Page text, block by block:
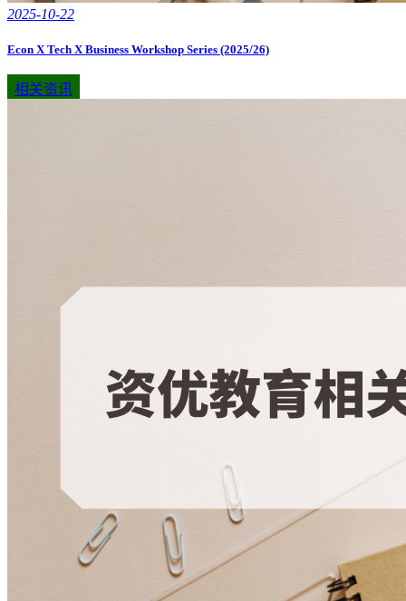
2025-10-22
Econ X Tech X Business Workshop Series (2025/26)
相关资讯